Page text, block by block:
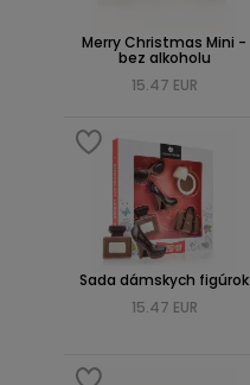
Merry Christmas Mini -
bez alkoholu
15.47 EUR
Sada dámskych figúrok
15.47 EUR